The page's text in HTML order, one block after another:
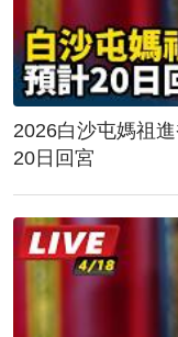
2026白沙屯媽祖
20日回宮